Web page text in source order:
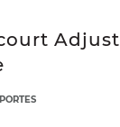
Adjust